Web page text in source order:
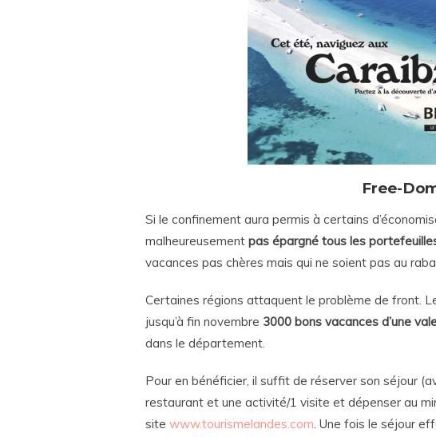
Free-
Si le confinement aura permis à certains
malheureusement pas épargné tous les
vacances pas chères mais qui ne soient pas au
Certaines régions attaquent le problème de front.
jusqu’à fin novembre 3000 bons vacances d’une
dans le département.
Pour en bénéficier, il suffit de réserver son séjour
restaurant et une activité/1 visite et dépenser au
site www.tourismelandes.com. Une fois le séjour